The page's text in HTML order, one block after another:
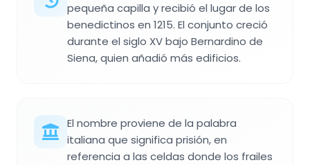
pequeña capilla y recibió el lugar de los
benedictinos en 1215. El conjunto creció
durante el siglo XV bajo Bernardino de
Siena, quien añadió más edificios.
El nombre proviene de la palabra
italiana que significa prisión, en
referencia a las celdas donde los frailes